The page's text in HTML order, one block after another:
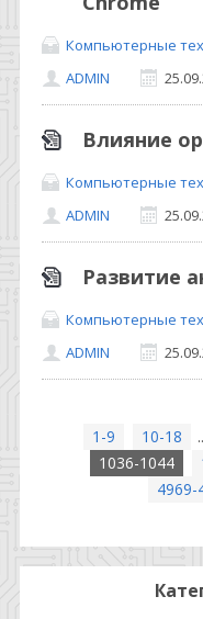
Компьютерные
ADMIN
Влияние
Компьютерные
ADMIN
Развитие
Компьютерные
ADMIN
1-9 10-18
1036-1044
4969-